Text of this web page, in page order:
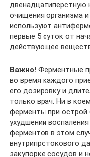
двенадцатиперстную
очищения организма
используют
первые 5 суток от
действующее
Важно! Ферментные
во время каждого
его дозировку и
только врач. Ни в
ферменты при острой
ухудшении
ферментов в этом
внутрипротокового
закупорке сосудов и